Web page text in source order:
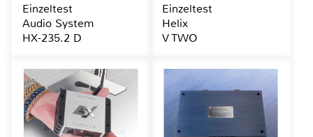
Einzeltest
Audio System
HX-235.2 D
Einzeltest
Helix
V TWO